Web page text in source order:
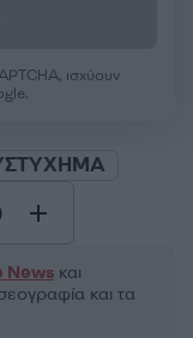
ισχύουν
News και
και τα